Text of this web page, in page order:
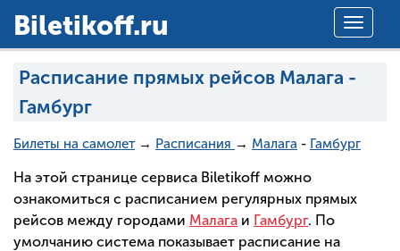
Toggle
Вiletikoff.ru
Расписание прямых рейсов Малага -
Гамбург
Билеты на самолет → Расписания → Малага - Гамбург
На этой странице сервиса Biletikoff можно
ознакомиться с расписанием регулярных прямых
рейсов между городами Малага и Гамбург. По
умолчанию система показывает расписание на